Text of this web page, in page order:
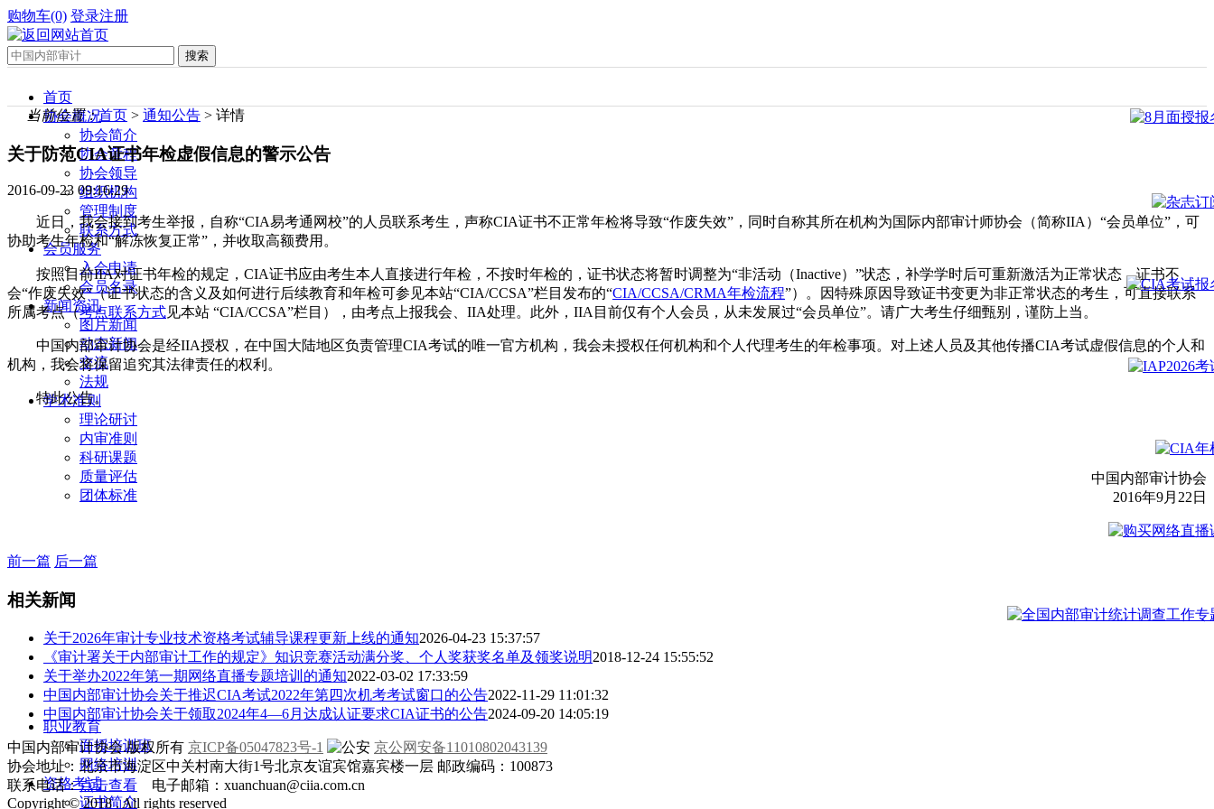
购物车(0) 登录注册
首页
协会概况
协会简介
协会章程
协会领导
组织机构
管理制度
联系方式
会员服务
入会申请
会员名录
新闻资讯
图片新闻
动态新闻
交流
法规
学术准则
理论研讨
内审准则
科研课题
质量评估
团体标准
职业教育
面授培训班
网络培训
资格考试
证书简介
当前位置：首页 > 通知公告 > 详情
关于防范CIA证书年检虚假信息的警示公告
2016-09-23 09:16:29
近日，我会接到考生举报，自称“CIA易考通网校”的人员联系考生，声称CIA证书不正常年检将导致“作废失效”，同时自称其所在机构为国际内部审计师协会（简称IIA）“会员单位”，可
协助考生年检和“解冻恢复正常”，并收取高额费用。
按照目前IIA对证书年检的规定，CIA证书应由考生本人直接进行年检，不按时年检的，证书状态将暂时调整为“非活动（Inactive）”状态，补学学时后可重新激活为正常状态，证书不
会“作废失效”（证书状态的含义及如何进行后续教育和年检可参见本站“CIA/CCSA”栏目发布的“CIA/CCSA/CRMA年检流程”）。因特殊原因导致证书变更为非正常状态的考生，可直接联系
所属考点（考点联系方式见本站 “CIA/CCSA”栏目），由考点上报我会、IIA处理。此外，IIA目前仅有个人会员，从未发展过“会员单位”。请广大考生仔细甄别，谨防上当。
中国内部审计协会是经IIA授权，在中国大陆地区负责管理CIA考试的唯一官方机构，我会未授权任何机构和个人代理考生的年检事项。对上述人员及其他传播CIA考试虚假信息的个人和
机构，我会将保留追究其法律责任的权利。
特此公告。
中国内部审计协会
2016年9月22日
前一篇 后一篇
相关新闻
关于2026年审计专业技术资格考试辅导课程更新上线的通知2026-04-23 15:37:57
《审计署关于内部审计工作的规定》知识竞赛活动满分奖、个人奖获奖名单及领奖说明2018-12-24 15:55:52
关于举办2022年第一期网络直播专题培训的通知2022-03-02 17:33:59
中国内部审计协会关于推迟CIA考试2022年第四次机考考试窗口的公告2022-11-29 11:01:32
中国内部审计协会关于领取2024年4—6月达成认证要求CIA证书的公告2024-09-20 14:05:19
中国内部审计协会.版权所有 京ICP备05047823号-1
京公网安备11010802043139
协会地址：北京市海淀区中关村南大街1号北京友谊宾馆嘉宾楼一层 邮政编码：100873
联系电话：点击查看 电子邮箱：xuanchuan@ciia.com.cn
Copyright © 2018 . All rights reserved